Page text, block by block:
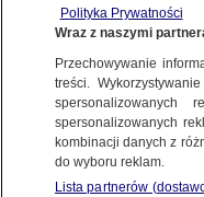
Aktywiści
7.04.2019, 13:07
Udostępnij
Polityka Prywatności
Wraz z naszymi
Przechowywanie
treści.
spersonalizowanych
kombinacji danych z
do wyboru reklam.
Lista partnerów